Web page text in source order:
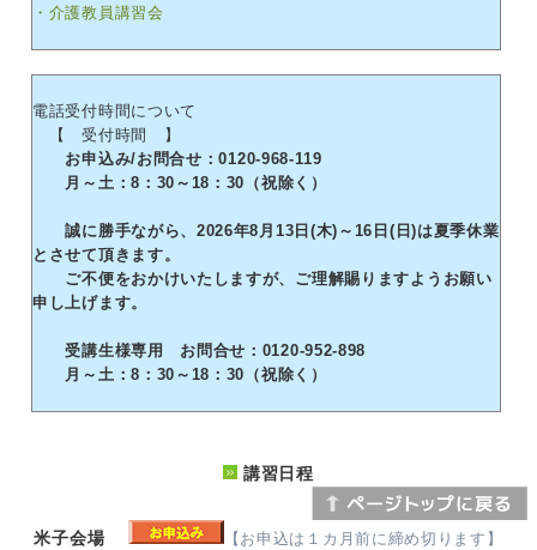
・介護教員講習会
電話受付時間について
【 受付時間 】
お申込み/お問合せ：0120-968-119
月～土：8：30～18：30（祝除く）
誠に勝手ながら、2026年8月13日(木)～16日(日)は夏季休業
とさせて頂きます。
ご不便をおかけいたしますが、ご理解賜りますようお願い
申し上げます。
受講生様専用 お問合せ：0120-952-898
月～土：8：30～18：30（祝除く）
講習日程
米子会場 【お申込は１カ月前に締め切ります】